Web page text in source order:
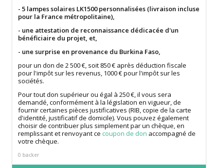
- 5 lampes solaires LK1500 personnalisées (livraison incluse
pour la France métropolitaine),
- une attestation de reconnaissance dédicacée d'un
bénéficiaire du projet, et,
- une surprise en provenance du Burkina Faso,
pour un don de 2 500 €, soit 850 € après déduction fiscale
pour l'impôt sur les revenus, 1000 € pour l'impôt sur les
sociétés.
Pour tout don supérieur ou égal à 250 €, il vous sera
demandé, conformément à la législation en vigueur, de
fournir certaines pièces justificatives (RIB, copie de la carte
d'identité, justificatif de domicile). Vous pouvez également
choisir de contribuer plus simplement par un chèque, en
remplissant et renvoyant ce coupon de don accompagné de
votre chèque.
0 backer